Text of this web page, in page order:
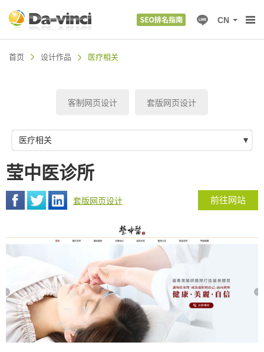
CN
首页 设计作品 医疗相关
客制网页设计 套版网页设计
医疗相关
莹中医诊所
套版网页设计 前往网站